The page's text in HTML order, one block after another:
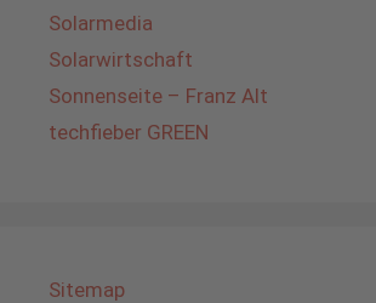
Solarmedia
Solarwirtschaft
Sonnenseite – Franz Alt
techfieber GREEN
Sitemap